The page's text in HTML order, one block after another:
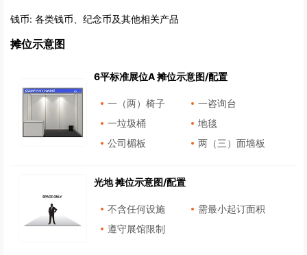
钱币: 各类钱币、纪念币及其他相关产品
摊位示意图
6平标准展位A 摊位示意图/配置
一（两）椅子
一咨询台
一垃圾桶
地毯
公司楣板
两（三）面墙板
光地 摊位示意图/配置
不含任何设施
需最小起订面积
遵守展馆限制